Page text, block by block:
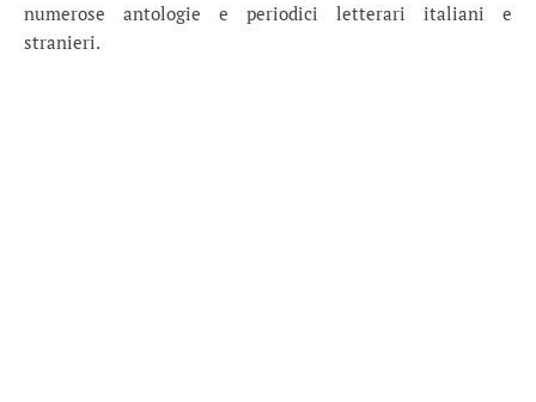
numerose antologie e periodici letterari italiani e
stranieri.